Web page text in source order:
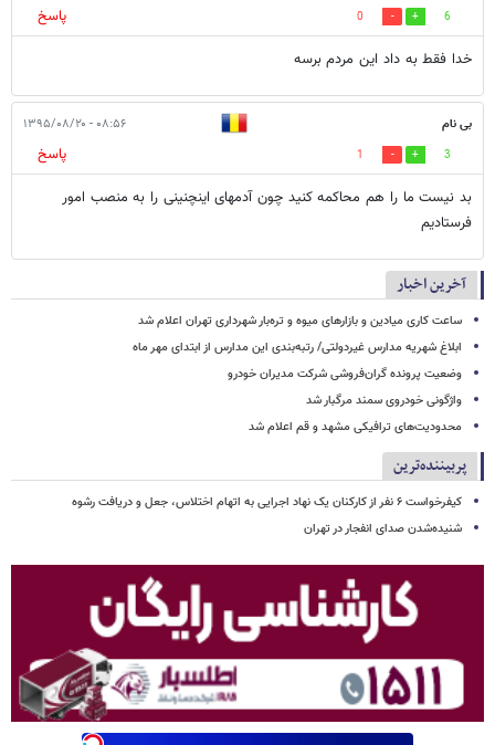
6
0
پاسخ
خدا فقط به داد این مردم برسه
بی نام ۰۸:۵۶ - ۱۳۹۵/۰۸/۲۰
3
1
پاسخ
بد نیست ما را هم محاکمه کنید چون آدمهای اینچنینی را به منصب امور
فرستادیم
آخرین اخبار
ساعت کاری میادین و بازارهای میوه و تره‌بار شهرداری تهران اعلام شد
ابلاغ شهریه مدارس غیردولتی/ رتبه‌بندی این مدارس از ابتدای مهر ماه
وضعیت پرونده گران‌فروشی شرکت مدیران خودرو
واژگونی خودروی سمند مرگبار شد
محدودیت‌های ترافیکی مشهد و قم اعلام شد
پربیننده‌ترین
کیفرخواست ۶ نفر از کارکنان یک نهاد اجرایی به اتهام اختلاس، جعل و دریافت رشوه
شنیده‌شدن صدای انفجار در تهران